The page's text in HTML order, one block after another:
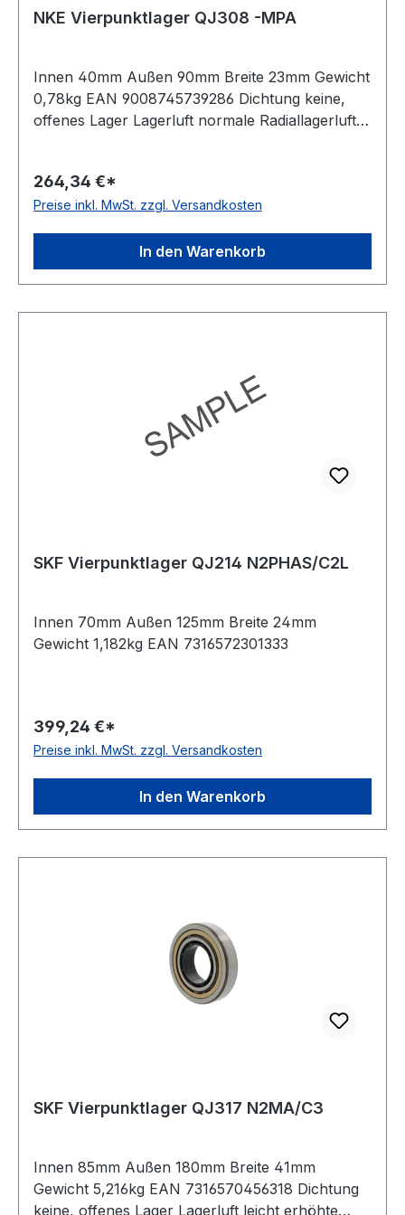
NKE Vierpunktlager QJ308 -MPA
Innen 40mm Außen 90mm Breite 23mm Gewicht
0,78kg EAN 9008745739286 Dichtung keine,
offenes Lager Lagerluft normale Radiallagerluft
Toleranzklasse P0/PN bzw. ABEC 1 Bauform
geteilter Innenring Käfig Messingkäfig
264,34 €*
Preise inkl. MwSt. zzgl. Versandkosten
In den Warenkorb
SKF Vierpunktlager QJ214 N2PHAS/C2L
Innen 70mm Außen 125mm Breite 24mm
Gewicht 1,182kg EAN 7316572301333
399,24 €*
Preise inkl. MwSt. zzgl. Versandkosten
In den Warenkorb
SKF Vierpunktlager QJ317 N2MA/C3
Innen 85mm Außen 180mm Breite 41mm
Gewicht 5,216kg EAN 7316570456318 Dichtung
keine, offenes Lager Lagerluft leicht erhöhte